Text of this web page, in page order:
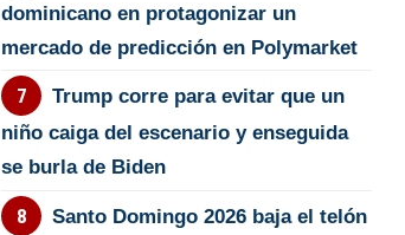
dominicano en protagonizar un
mercado de predicción en Polymarket
Trump corre para evitar que un
niño caiga del escenario y enseguida
se burla de Biden
Santo Domingo 2026 baja el telón